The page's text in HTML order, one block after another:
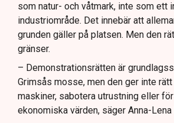
som natur- och våtmark, inte som ett
industriområde. Det innebär att
grunden gäller på platsen. Men den
gränser.
– Demonstrationsrätten är
Grimsås mosse, men den ger inte
maskiner, sabotera utrustning eller
ekonomiska värden, säger Anna-Lena